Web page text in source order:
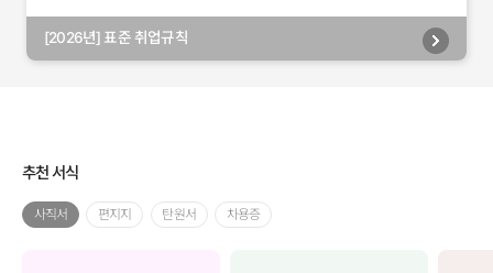
[2026년] 표준 취업규칙
추천 서식
사직서 편지지 탄원서 차용증